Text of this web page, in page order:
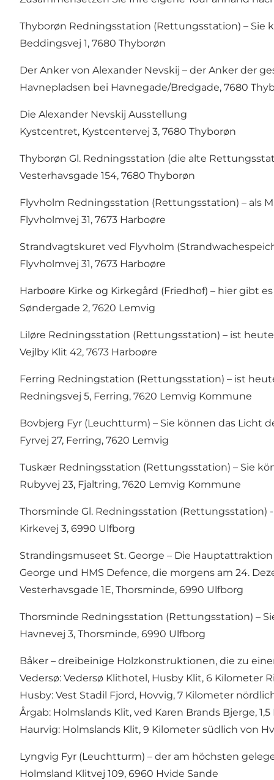
Thyborøn Redningsstation (Rettungsstation) –
Beddingsvej 1, 7680 Thyborøn
Der Anker von Alexander Nevskij – der Anker der
Havnepladsen bei Havnegade/Bredgade, 7680
Die Alexander Nevskij Ausstellung
Kystcentret, Kystcentervej 3, 7680 Thyborøn
Thyborøn Gl. Redningsstation (die alte
Vesterhavsgade 154, 7680 Thyborøn
Flyvholm Redningsstation (Rettungsstation) – als
Flyvholmvej 31, 7673 Harboøre
Strandvagtskuret ved Flyvholm
Flyvholmvej 31, 7673 Harboøre
Harboøre Kirke og Kirkegård (Friedhof) – hier gibt
Søndergade 2, 7620 Lemvig
Liløre Redningsstation (Rettungsstation) – ist
Vejlby Klit 42, 7673 Harboøre
Ferring Redningstation (Rettungsstation) – ist
Redningsvej 5, Ferring, 7620 Lemvig Kommune
Bovbjerg Fyr (Leuchtturm) – Sie können das Licht
Fyrvej 27, Ferring, 7620 Lemvig
Tuskær Redningsstation (Rettungsstation) – Sie
Rubyvej 23, Fjaltring, 7620 Lemvig Kommune
Thorsminde Gl. Redningsstation
Kirkevej 3, 6990 Ulfborg
Strandingsmuseet St. George – Die
George und HMS Defence, die morgens am 24.
Vesterhavsgade 1E, Thorsminde, 6990 Ulfborg
Thorsminde Redningsstation (Rettungsstation) –
Havnevej 3, Thorsminde, 6990 Ulfborg
Båker – dreibeinige Holzkonstruktionen, die zu
Vedersø: Vedersø Klithotel, Husby Klit, 6 Kilometer
Husby: Vest Stadil Fjord, Hovvig, 7 Kilometer
Årgab: Holmslands Klit, ved Karen Brands Bjerge,
Haurvig: Holmslands Klit, 9 Kilometer südlich von
Lyngvig Fyr (Leuchtturm) – der am höchsten
Holmsland Klitvej 109, 6960 Hvide Sande